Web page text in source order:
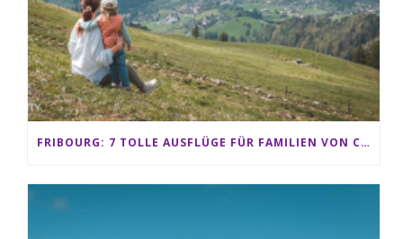
FRIBOURG: 7 TOLLE AUSFLÜGE FÜR FAMILIEN VON CHARMEY BIS LES PACCOTS